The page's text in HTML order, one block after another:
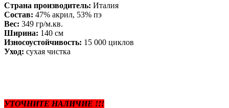
Страна производитель: Италия
Состав: 47% акрил, 53% пэ
Вес: 349 гр/м.кв.
Ширина: 140 см
Износоустойчивость: 15 000 циклов
Уход: сухая чистка
УТОЧНИТЕ НАЛИЧИЕ !!!